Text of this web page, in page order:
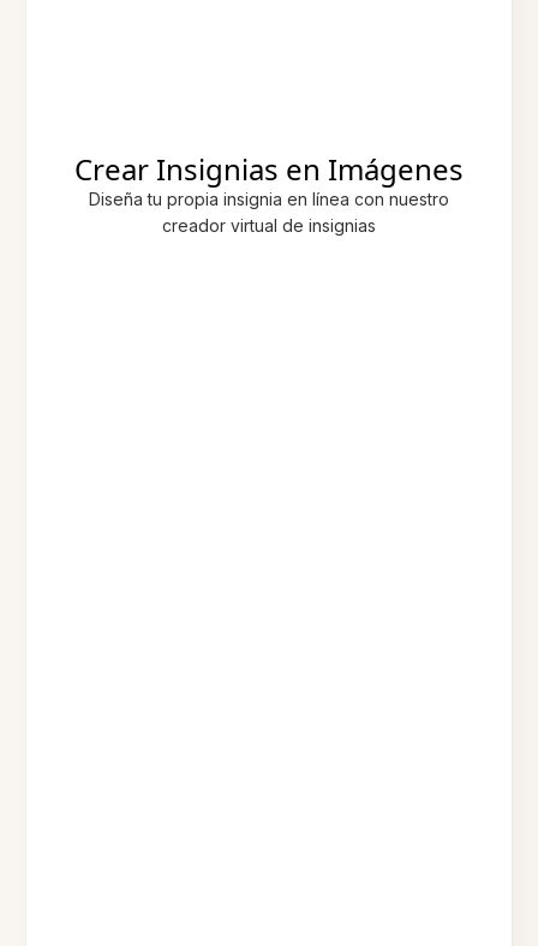
Crear Insignias en Imágenes
Diseña tu propia insignia en línea con nuestro
creador virtual de insignias